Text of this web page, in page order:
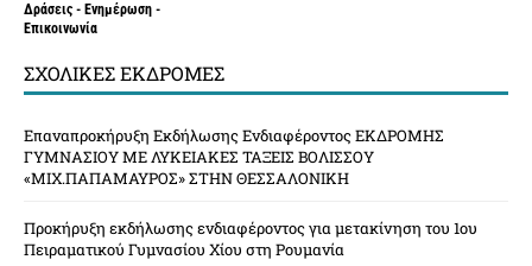
Δράσεις - Ενημέρωση -
Επικοινωνία
ΣΧΟΛΙΚΈΣ ΕΚΔΡΟΜΈΣ
Επαναπροκήρυξη Εκδήλωσης Ενδιαφέροντος ΕΚΔΡΟΜΗΣ
ΓΥΜΝΑΣΙΟΥ ΜΕ ΛΥΚΕΙΑΚΕΣ ΤΑΞΕΙΣ ΒΟΛΙΣΣΟΥ
«ΜΙΧ.ΠΑΠΑΜΑΥΡΟΣ» ΣΤΗΝ ΘΕΣΣΑΛΟΝΙΚΗ
Προκήρυξη εκδήλωσης ενδιαφέροντος για μετακίνηση του 1ου
Πειραματικού Γυμνασίου Χίου στη Ρουμανία